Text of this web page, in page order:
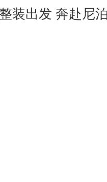
装出发 奔赴尼